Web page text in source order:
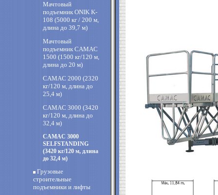
Мачтовый
подъемник ONIK K-
108 (5000 кг / 200 м,
длина до 39,7 м)
Мачтовый
подъемник CAMAC
1500 (1500 кг/120 м,
длина до 20 м)
CAMAC 2000 (2320
кг/120 м, длина до
25,4 м)
CAMAC 3000 (3420
кг/120 м, длина до
32,4 м)
CAMAC 3000
SELFSTANDING
(3420 кг/120 м, длина
до 32,4 м)
Грузовые
строительные
подъемники и лифты